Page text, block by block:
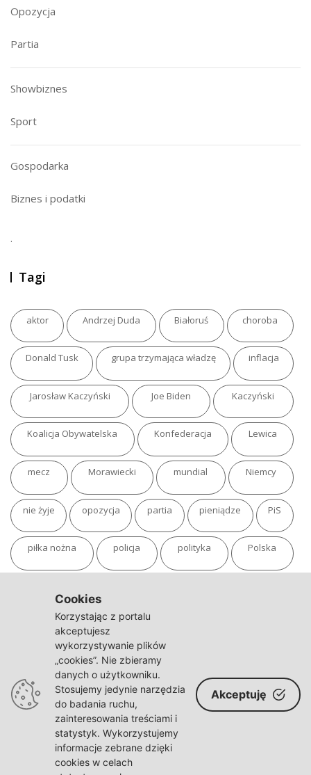
Opozycja
Partia
Showbiznes
Sport
Gospodarka
Biznes i podatki
.
Tagi
aktor Andrzej Duda Białoruś choroba
Donald Tusk grupa trzymająca władzę inflacja
Jarosław Kaczyński Joe Biden Kaczyński
Koalicja Obywatelska Konfederacja Lewica
mecz Morawiecki mundial Niemcy
nie żyje opozycja partia pieniądze PiS
piłka nożna policja polityka Polska
sąd TVN
Warszawa wojna
wybory wypadek Władimir Putin zdrowie
Cookies
Korzystając z portalu
akceptujesz
wykorzystywanie plików
„cookies”. Nie zbieramy
danych o użytkowniku.
Stosujemy jedynie narzędzia
do badania ruchu,
zainteresowania treściami i
statystyk. Wykorzystujemy
informacje zebrane dzięki
cookies w celach
Akceptuję